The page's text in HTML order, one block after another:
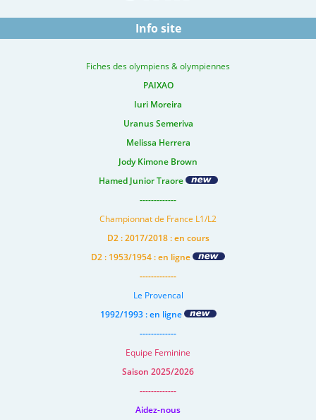
Info site
Fiches des olympiens & olympiennes
PAIXAO
Iuri Moreira
Uranus Semeriva
Melissa Herrera
Jody Kimone Brown
Hamed Junior Traore
-------------
Championnat de France L1/L2
D2 : 2017/2018 : en cours
D2 : 1953/1954 : en ligne
-------------
Le Provencal
1992/1993 : en ligne
-------------
Equipe Feminine
Saison 2025/2026
-------------
Aidez-nous